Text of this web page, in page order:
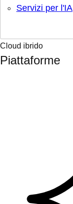
Servizi per l'IA
Cloud ibrido
Piattaforme